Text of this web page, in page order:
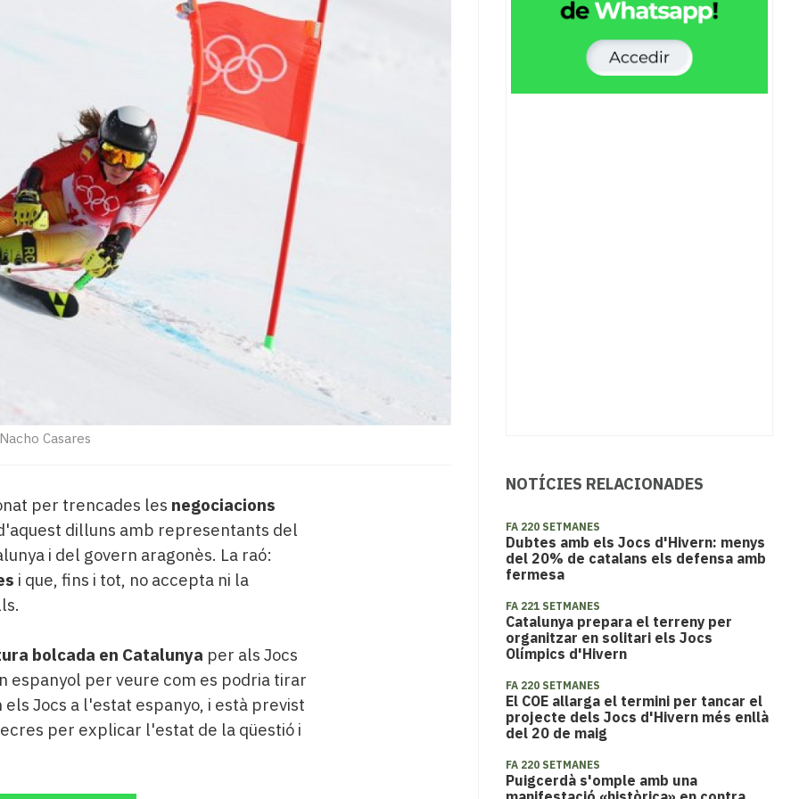
Casares
per trencades les negociacions
dilluns amb representants del
i del govern aragonès. La raó:
i que, fins i tot, no accepta ni la
bolcada en Catalunya per als Jocs
per veure com es podria tirar
Jocs a l'estat espanyo, i està previst
per explicar l'estat de la qüestió i
NOTÍCIES RELACIONADES
FA 220 SETMANES
Dubtes amb els Jocs d'Hivern: menys
del 20% de catalans els defensa amb
fermesa
FA 221 SETMANES
Catalunya prepara el terreny per
organitzar en solitari els Jocs
Olímpics d'Hivern
FA 220 SETMANES
El COE allarga el termini per tancar el
projecte dels Jocs d'Hivern més enllà
del 20 de maig
FA 220 SETMANES
Puigcerdà s'omple amb una